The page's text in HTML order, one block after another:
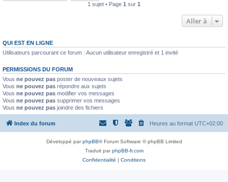
1 sujet • Page 1 sur 1
Aller à
QUI EST EN LIGNE
Utilisateurs parcourant ce forum : Aucun utilisateur enregistré et 1 invité
PERMISSIONS DU FORUM
Vous ne pouvez pas poster de nouveaux sujets
Vous ne pouvez pas répondre aux sujets
Vous ne pouvez pas modifier vos messages
Vous ne pouvez pas supprimer vos messages
Vous ne pouvez pas joindre des fichiers
Index du forum Heures au format UTC+02:00
Développé parphpBB® Forum Software © phpBB Limited
Traduit parphpBB-fr.com
Confidentialité | Conditions